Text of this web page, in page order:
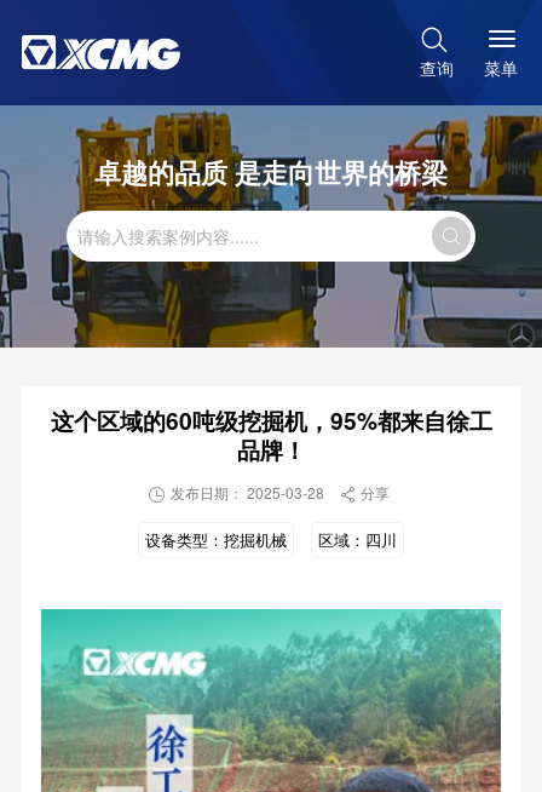

查询 菜单
卓越的品质 是走向世界的桥梁

这个区域的60吨级挖掘机，95%都来自徐工
品牌！
 发布日期： 2025-03-28  分享
设备类型： 挖掘机械 区域： 四川